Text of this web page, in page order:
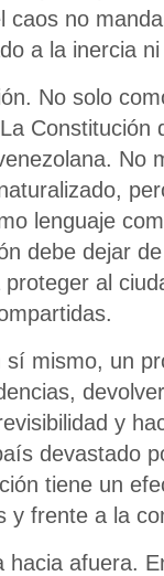
caos no
a la inercia
No solo
Constitución
No
lenguaje
debe dejar
al
mismo, un
y
devastado
tiene un
y frente a la
hacia afuera.